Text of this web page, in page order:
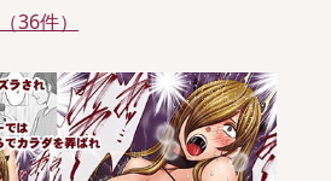
36件）